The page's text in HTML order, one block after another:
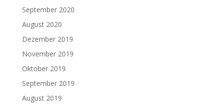
September 2020
August 2020
Dezember 2019
November 2019
Oktober 2019
September 2019
August 2019